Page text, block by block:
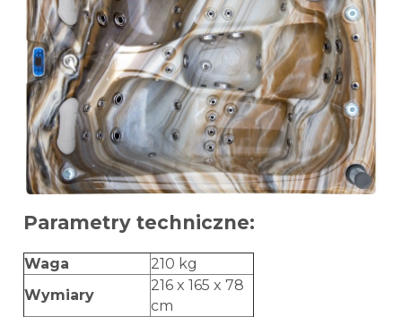
Parametry techniczne:
Waga
210 kg
Wymiary
216 x 165 x 78
cm